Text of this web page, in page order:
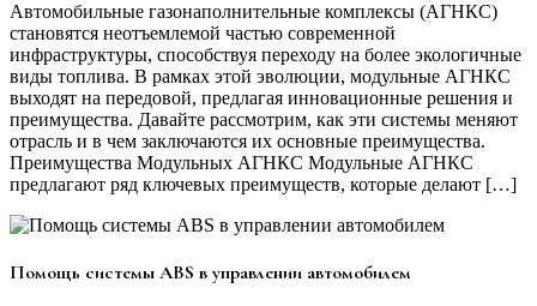
Автомобильные газонаполнительные комплексы (АГНКС)
становятся неотъемлемой частью современной
инфраструктуры, способствуя переходу на более экологичные
виды топлива. В рамках этой эволюции, модульные АГНКС
выходят на передовой, предлагая инновационные решения и
преимущества. Давайте рассмотрим, как эти системы меняют
отрасль и в чем заключаются их основные преимущества.
Преимущества Модульных АГНКС Модульные АГНКС
предлагают ряд ключевых преимуществ, которые делают […]
Помощь системы ABS в управлении автомобилем